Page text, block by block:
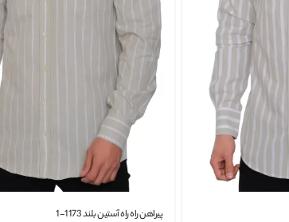
پیراهن راه راه آستین بلند 1173-1